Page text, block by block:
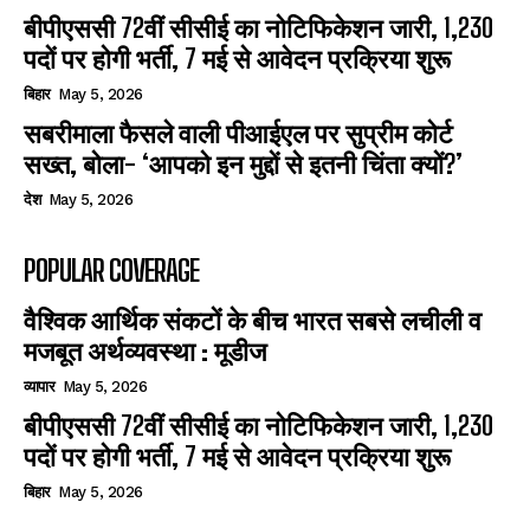
बीपीएससी 72वीं सीसीई का नोटिफिकेशन जारी, 1,230
पदों पर होगी भर्ती, 7 मई से आवेदन प्रक्रिया शुरू
बिहार May 5, 2026
सबरीमाला फैसले वाली पीआईएल पर सुप्रीम कोर्ट
सख्त, बोला- ‘आपको इन मुद्दों से इतनी चिंता क्यों?’
देश May 5, 2026
POPULAR COVERAGE
वैश्विक आर्थिक संकटों के बीच भारत सबसे लचीली व
मजबूत अर्थव्यवस्था : मूडीज
व्यापार May 5, 2026
बीपीएससी 72वीं सीसीई का नोटिफिकेशन जारी, 1,230
पदों पर होगी भर्ती, 7 मई से आवेदन प्रक्रिया शुरू
बिहार May 5, 2026